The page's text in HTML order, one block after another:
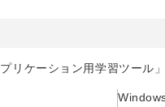
リケーション用学習ツール